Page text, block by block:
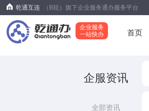
乾通互连 （B轮）旗下企业服务通办服务平台
企业服务
一站快办
首页
企服资讯
全部资讯